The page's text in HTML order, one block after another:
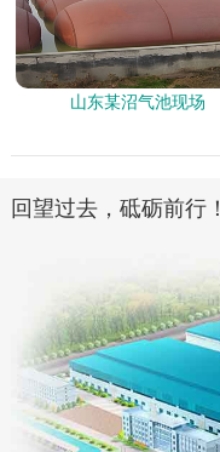
山东某沼气池现场
回望过去，砥砺前行！